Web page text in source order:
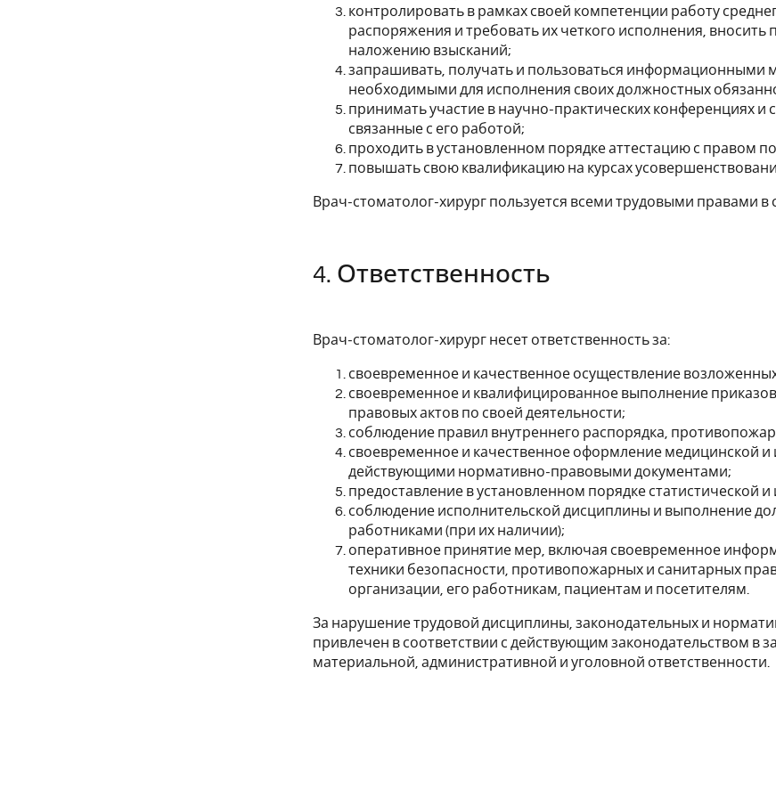
контролировать в рамках своей компетенции работу
распоряжения и требовать их четкого исполнения,
наложению взысканий;
запрашивать, получать и пользоваться
необходимыми для исполнения своих должностных
принимать участие в научно-практических конференциях
связанные с его работой;
проходить в установленном порядке аттестацию с правом
повышать свою квалификацию на курсах
Врач-стоматолог-хирург пользуется всеми трудовыми правами в
4. Ответственность
Врач-стоматолог-хирург несет ответственность за:
своевременное и качественное осуществление
своевременное и квалифицированное выполнение
правовых актов по своей деятельности;
соблюдение правил внутреннего распорядка,
своевременное и качественное оформление медицинской
действующими нормативно-правовыми документами;
предоставление в установленном порядке статистической
соблюдение исполнительской дисциплины и выполнение
работниками (при их наличии);
оперативное принятие мер, включая своевременное
техники безопасности, противопожарных и санитарных
организации, его работникам, пациентам и посетителям.
За нарушение трудовой дисциплины, законодательных и
привлечен в соответствии с действующим законодательством в
материальной, административной и уголовной ответственности.